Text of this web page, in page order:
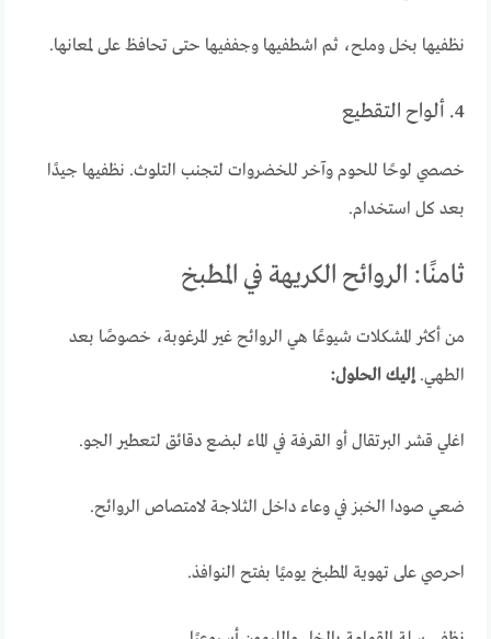
نظفيها بخل وملح، ثم اشطفيها وجففيها حتى تحافظ على لمعانها.
4. ألواح التقطيع
خصصي لوحًا للحوم وآخر للخضروات لتجنب التلوث. نظفيها جيدًا
بعد كل استخدام.
ثامنًا: الروائح الكريهة في المطبخ
من أكثر المشكلات شيوعًا هي الروائح غير المرغوبة، خصوصًا بعد
الطهي. إليك الحلول:
اغلي قشر البرتقال أو القرفة في الماء لبضع دقائق لتعطير الجو.
ضعي صودا الخبز في وعاء داخل الثلاجة لامتصاص الروائح.
احرصي على تهوية المطبخ يوميًا بفتح النوافذ.